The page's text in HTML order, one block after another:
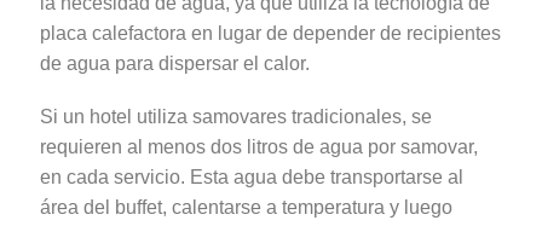
placa calefactora en lugar de depender de recipientes
de agua para dispersar el calor.
Si un hotel utiliza samovares tradicionales, se
requieren al menos dos litros de agua por samovar,
en cada servicio. Esta agua debe transportarse al
área del buffet, calentarse a temperatura y luego